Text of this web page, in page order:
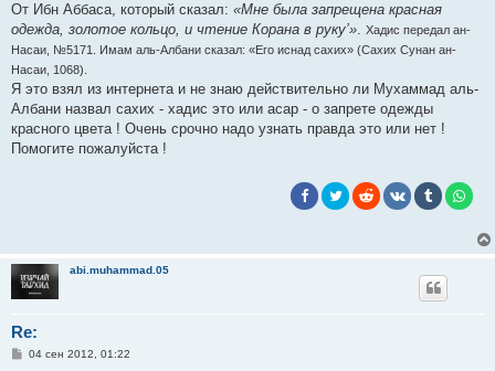
щ
е
и
е
От Ибн Аббаса, который сказал: «Мне была запрещена красная
одежда, золотое кольцо, и чтение Корана в руку’». Хадис передал ан-
Насаи, №5171. Имам аль-Албани сказал: «Его иснад сахих» (Сахих Сунан ан-
Насаи, 1068).
Я это взял из интернета и не знаю действительно ли Мухаммад аль-
Албани назвал сахих - хадис это или асар - о запрете одежды
красного цвета ! Очень срочно надо узнать правда это или нет !
Помогите пожалуйста !
abi.muhammad.05
Re:
С04 сен 2012, 01:22